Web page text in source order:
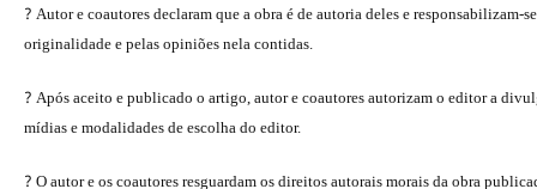
? Autor e coautores declaram que a obra é de autoria deles e responsabilizam-
originalidade e pelas opiniões nela contidas.
? Após aceito e publicado o artigo, autor e coautores autorizam o editor a
mídias e modalidades de escolha do editor.
? O autor e os coautores resguardam os direitos autorais morais da obra